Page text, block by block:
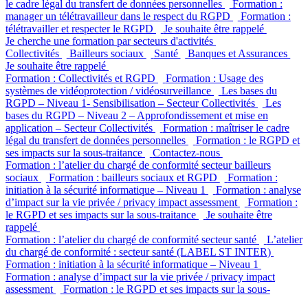
le cadre légal du transfert de données personnelles
Formation :
manager un télétravailleur dans le respect du RGPD
Formation :
télétravailler et respecter le RGPD
Je souhaite être rappelé
Je cherche une formation par secteurs d'activités
Collectivités
Bailleurs sociaux Santé
Banques et Assurances
Je souhaite être rappelé
Formation : Collectivités et RGPD
Formation : Usage des
systèmes de vidéoprotection / vidéosurveillance
Les bases du
RGPD – Niveau 1- Sensibilisation – Secteur Collectivités
Les
bases du RGPD – Niveau 2 – Approfondissement et mise en
application – Secteur Collectivités
Formation : maîtriser le cadre
légal du transfert de données personnelles
Formation : le RGPD et
ses impacts sur la sous-traitance
Contactez-nous
Formation : l’atelier du chargé de conformité secteur bailleurs
sociaux
Formation : bailleurs sociaux et RGPD
Formation :
initiation à la sécurité informatique – Niveau 1
Formation : analyse
d’impact sur la vie privée / privacy impact assessment
Formation :
le RGPD et ses impacts sur la sous-traitance
Je souhaite être
rappelé
Formation : l’atelier du chargé de conformité secteur santé
L’atelier
du chargé de conformité : secteur santé (LABEL ST INTER)
Formation : initiation à la sécurité informatique – Niveau 1
Formation : analyse d’impact sur la vie privée / privacy impact
assessment
Formation : le RGPD et ses impacts sur la sous-